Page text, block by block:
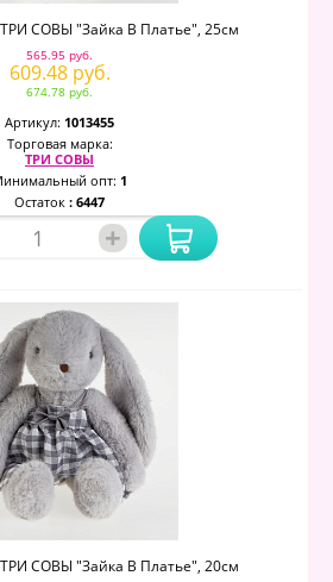
СОВЫ "Зайка В Платье", 25см
565.95 руб.
609.48 руб.
674.78 руб.
Артикул: 1013455
Торговая марка:
ТРИ СОВЫ
опт: 1
Остаток : 6447
+
СОВЫ "Зайка В Платье", 20см